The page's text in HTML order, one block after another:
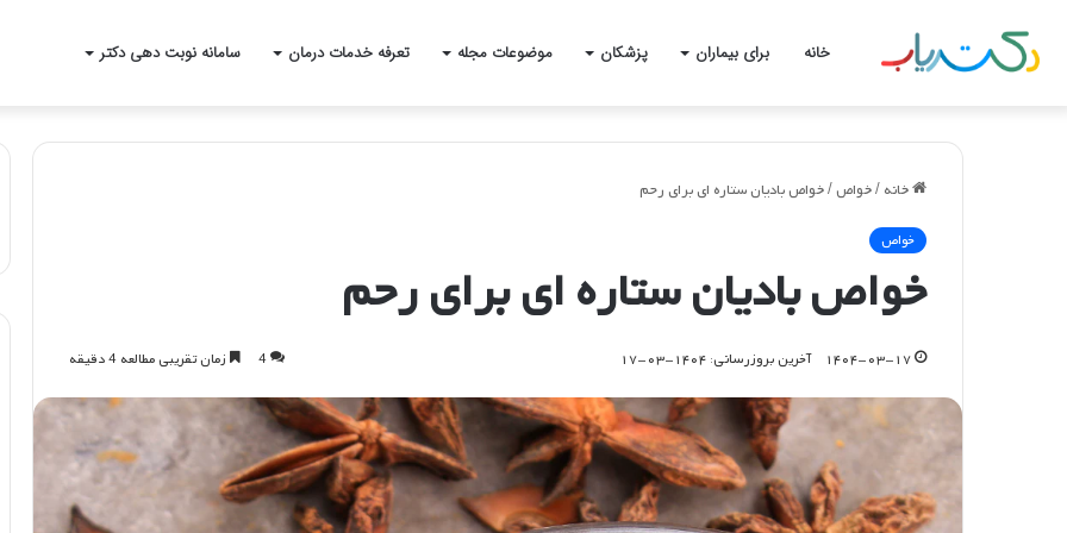
خانه برای بیماران پزشکان موضوعات مجله تعرفه خدمات درمان سامانه نوبت دهی دکتر
خانه /خواص/خواص بادیان ستاره ای برای رحم
خواص
خواص بادیان ستاره ای برای رحم
۱۴۰۴-۰۳-۱۷ آخرین بروزرسانی: ۱۴۰۴-۰۳-۱۷ 4 زمان تقریبی مطالعه 4 دقیقه